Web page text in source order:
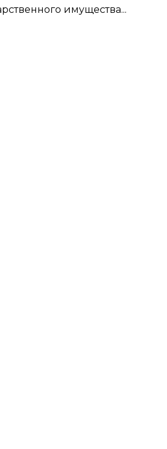
имущества...